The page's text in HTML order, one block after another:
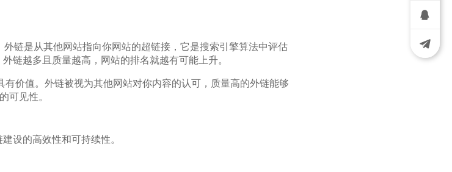
链是从其他网站指向你网站的超链接，它是搜索引擎算法中评估
链越多且质量越高，网站的排名就越有可能上升。
有价值。外链被视为其他网站对你内容的认可，质量高的外链能够
可见性。
设的高效性和可持续性。